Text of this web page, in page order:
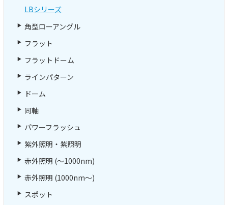
LBシリーズ
角型ローアングル
フラット
フラットドーム
ラインパターン
ドーム
同軸
パワーフラッシュ
紫外照明・紫照明
赤外照明 (～1000nm)
赤外照明 (1000nm～)
スポット